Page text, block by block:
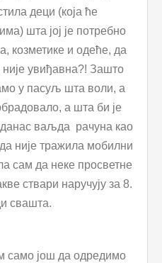
деци (која ће
шта јој је потребно
козметике и одеће, да
увиђавна?! Зашто
у пасуљ шта воли, а
а шта би је
ваљда рачуна као
није тражила мобилни
сам да неке просветне
ствари наручују за 8.
свашта.
само још да одредимо